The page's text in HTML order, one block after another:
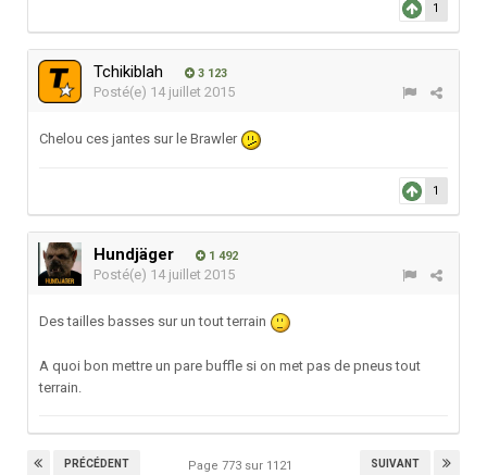
1
Tchikiblah 3 123
Posté(e) 14 juillet 2015
Chelou ces jantes sur le Brawler
1
Hundjäger 1 492
Posté(e) 14 juillet 2015
Des tailles basses sur un tout terrain
A quoi bon mettre un pare buffle si on met pas de pneus tout
terrain.
PRÉCÉDENT SUIVANT
Page 773 sur 1121